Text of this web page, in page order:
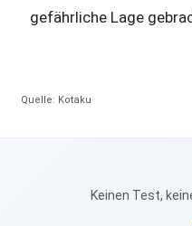
gefährliche Lage
Quelle: Kotaku
Keinen Test,